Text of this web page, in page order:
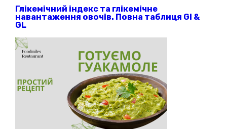
Глікемічний індекс та глікемічне
навантаження овочів. Повна таблиця GI &
GL